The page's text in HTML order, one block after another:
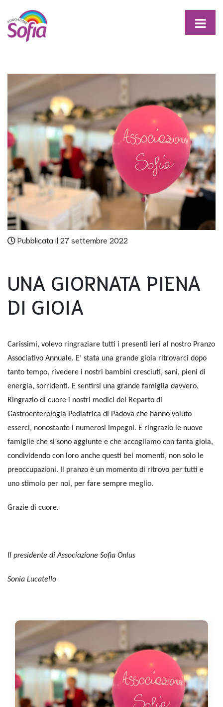
Pubblicata il 27 settembre 2022
UNA GIORNATA PIENA
DI GIOIA
Carissimi, volevo ringraziare tutti i presenti ieri al nostro Pranzo
Associativo Annuale. E’ stata una grande gioia ritrovarci dopo
tanto tempo, rivedere i nostri bambini cresciuti, sani, pieni di
energia, sorridenti. E sentirsi una grande famiglia davvero.
Ringrazio di cuore i nostri medici del Reparto di
Gastroenterologia Pediatrica di Padova che hanno voluto
esserci, nonostante i numerosi impegni. E ringrazio le nuove
famiglie che si sono aggiunte e che accogliamo con tanta gioia,
condividendo con loro anche questi bei momenti, non solo le
preoccupazioni. Il pranzo è un momento di ritrovo per tutti e
uno stimolo per noi, per fare sempre meglio.
Grazie di cuore.
Il presidente di Associazione Sofia Onlus
Sonia Lucatello